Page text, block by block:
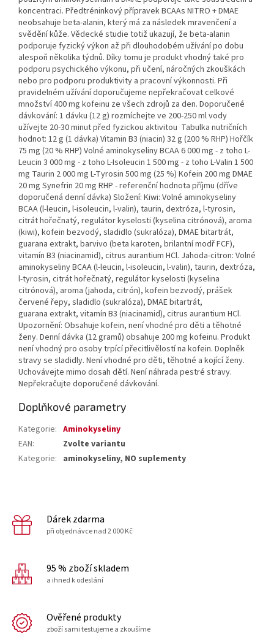
koncentraci. Předtréninkový přípravek BCAAs NITRO + DMAE
neobsahuje beta-alanin, který má za následek mravenčení a
svědění kůže. Vědecké studie totiž ukazují, že beta-alanin
podporuje fyzický výkon až při dlouhodobém užívání po dobu
alespoň několika týdnů. Díky tomu je produkt vhodný také pro
podporu psychického výkonu, při učení, náročných zkouškách
nebo pro podporu produktivity a pracovní výkonnosti. Při
pravidelném užívání doporučujeme nepřekračovat celkové
množství 400 mg kofeinu ze všech zdrojů za den. Doporučené
dávkování: 1 dávku (12 g) rozmíchejte ve 200-250 ml vody
užívejte 20-30 minut před fyzickou aktivitou Tabulka nutričních
hodnot: 12 g (1 dávka) Vitamin B3 (niacin) 32 g (200 % RHP) Hořčík
75 mg (20 % RHP) Volné aminokyseliny BCAA 6 000 mg - z toho L-
Leucin 3 000 mg - z toho L-Isoleucin 1 500 mg - z toho L-Valin 1 500
mg Taurin 2 000 mg L-Tyrosin 500 mg (25 %) Kofein 200 mg DMAE
20 mg Synefrin 20 mg RHP - referenční hodnota příjmu (dříve
doporučená denní dávka) Složení: Kiwi: Volné aminokyseliny
BCAA (l-leucin, l-isoleucin, l-valin), taurin, dextróza, l-tyrosin,
citrát hořečnatý, regulátor kyselosti (kyselina citrónová), aroma
(kiwi), kofein bezvodý, sladidlo (sukralóza), DMAE bitartrát,
guarana extrakt, barvivo (beta karoten, brilantní modř FCF),
vitamín B3 (niacinamid), citrus aurantium HCl. Jahoda-citron: Volné
aminokyseliny BCAA (l-leucin, l-isoleucin, l-valin), taurin, dextróza,
l-tyrosin, citrát hořečnatý, regulátor kyselosti (kyselina
citrónová), aroma (jahoda, citrón), kofein bezvodý, prášek
červené řepy, sladidlo (sukralóza), DMAE bitartrát,
guarana extrakt, vitamín B3 (niacinamid), citrus aurantium HCl.
Upozornění: Obsahuje kofein, není vhodné pro děti a těhotné
ženy. Denní dávka (12 gramů) obsahuje 200 mg kofeinu. Produkt
není vhodný pro osoby trpící přecitlivělostí na kofein. Doplněk
stravy se sladidly. Není vhodné pro děti, těhotné a kojící ženy.
Uchovávejte mimo dosah dětí. Není náhrada pestré stravy.
Nepřekračujte doporučené dávkování.
Doplňkové parametry
Kategorie: Aminokyseliny
EAN:
Zvolte variantu
Kategorie: aminokyseliny, NO suplementy
Dárek zdarma
při objednávce nad 2 000 Kč
95 % zboží skladem
a ihned k odeslání
Ověřené produkty
zboží sami testujeme a zkoušíme